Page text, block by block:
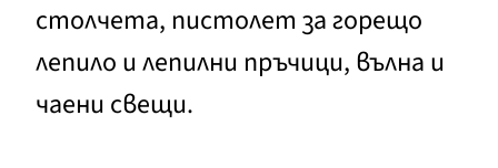
столчета, пистолет за горещо
лепило и лепилни пръчици, вълна и
чаени свещи.